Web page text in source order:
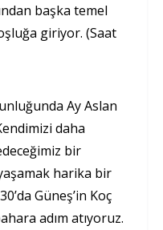
başka temel
giriyor. (Saat
Ay Aslan
daha
bir
harika bir
Güneş’in Koç
adım atıyoruz.